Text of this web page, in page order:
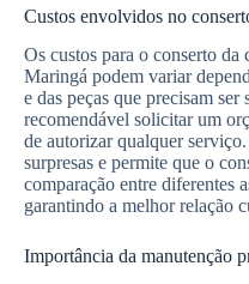
Custos envolvidos no
Os custos para o conserto
Maringá podem variar
e das peças que precisam
recomendável solicitar um
de autorizar qualquer
surpresas e permite que o
comparação entre diferentes
garantindo a melhor relação
Importância da manutenção